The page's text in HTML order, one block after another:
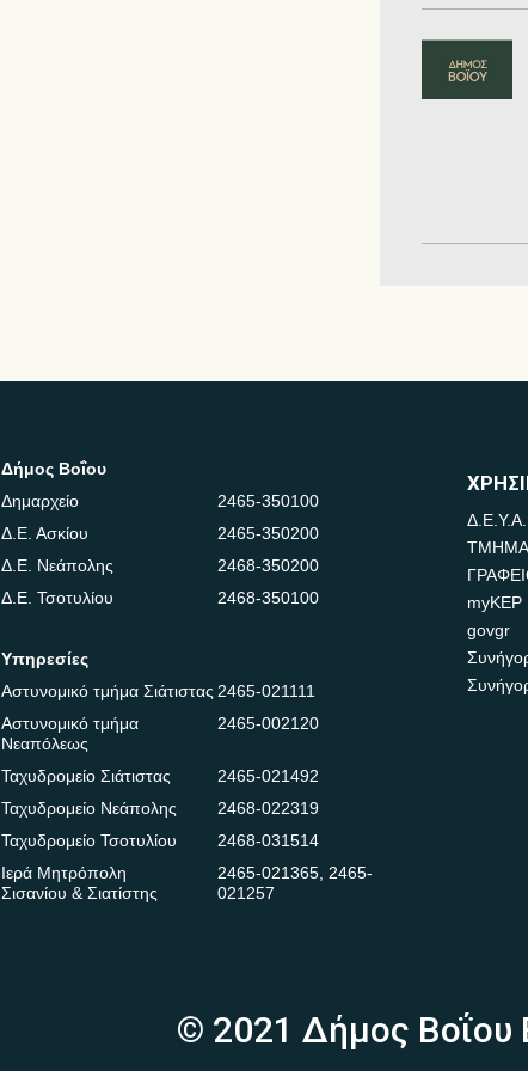
Δήμος Βοΐου
Δημαρχείο
2465-350100
Δ.Ε. Ασκίου
2465-350200
Δ.Ε. Νεάπολης
2468-350200
Δ.Ε. Τσοτυλίου
2468-350100
Υπηρεσίες
Αστυνομικό τμήμα Σιάτιστας2465-021111
Αστυνομικό τμήμα
Νεαπόλεως
2465-002120
Ταχυδρομείο Σιάτιστας
2465-021492
Ταχυδρομείο Νεάπολης
2468-022319
Ταχυδρομείο Τσοτυλίου
2468-031514
Ιερά Μητρόπολη
Σισανίου & Σιατίστης
2465-021365,2465-
021257
ΤΜΗΜΑ
myKEP
govgr
© 2021 Δήμος Βοΐου